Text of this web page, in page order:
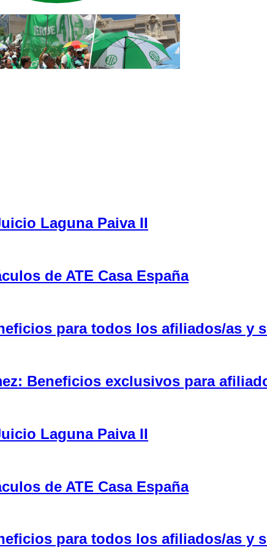
Laguna Paiva II
de ATE Casa España
para todos los afiliados/as y
Beneficios exclusivos para
Laguna Paiva II
de ATE Casa España
para todos los afiliados/as y